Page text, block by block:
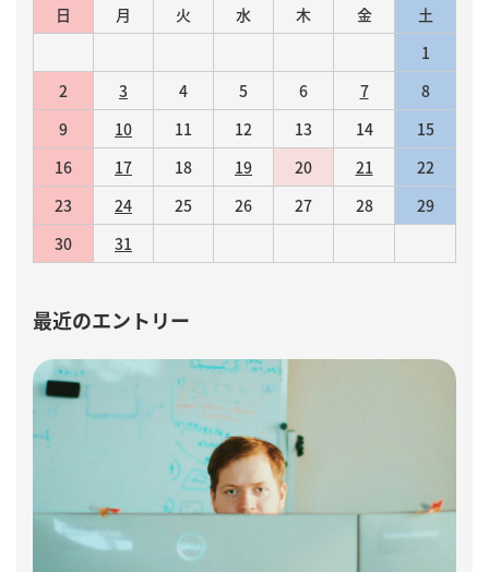
日 月 火 水 木 金
土
1
2
3 4 5 6 7
8
9
10 11 12 13 14
15
16
17 18 19 20 21
22
23
24 25 26 27 28
29
30
31
最近のエントリー